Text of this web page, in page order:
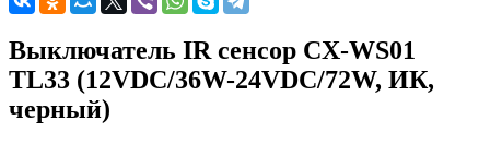
Выключатель IR сенсор CX-WS01
TL33 (12VDC/36W-24VDC/72W, ИК,
черный)